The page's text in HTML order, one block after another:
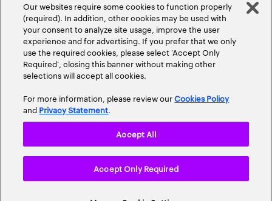
SOBRE NÓSCONTACTOCARREIRAS
Termos de UtilizaçãoCookie Policy
Our websites require some cookies to function properly
(required). In addition, other cookies may be used with
your consent to analyze site usage, improve the user
experience and for advertising. If you prefer that we only
use the required cookies, please select ‘Accept Only
Required’, closing this banner without making other
selections will accept all cookies.
For more information, please review ourCookies Policy
and Privacy Statement.
Accept Only Required
Accept All